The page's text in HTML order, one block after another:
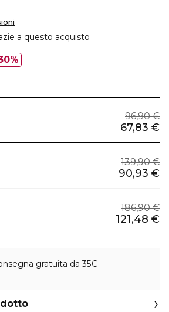
a questo acquisto
96,90 €
67,83 €
139,90 €
90,93 €
186,90 €
121,48 €
gratuita da 35€